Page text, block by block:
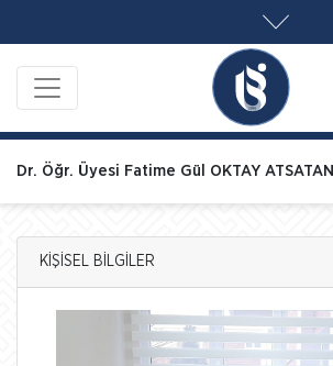
Dr. Öğr. Üyesi Fatime Gül OKTAY ATSATAN
KİŞİSEL BİLGİLER